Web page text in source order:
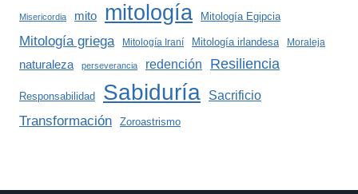
Misericordia mito mitología Mitología Egipcia
Mitología griega Mitología Iraní Mitología irlandesa Moraleja
naturaleza perseverancia redención Resiliencia
Responsabilidad Sabiduría Sacrificio
Transformación Zoroastrismo